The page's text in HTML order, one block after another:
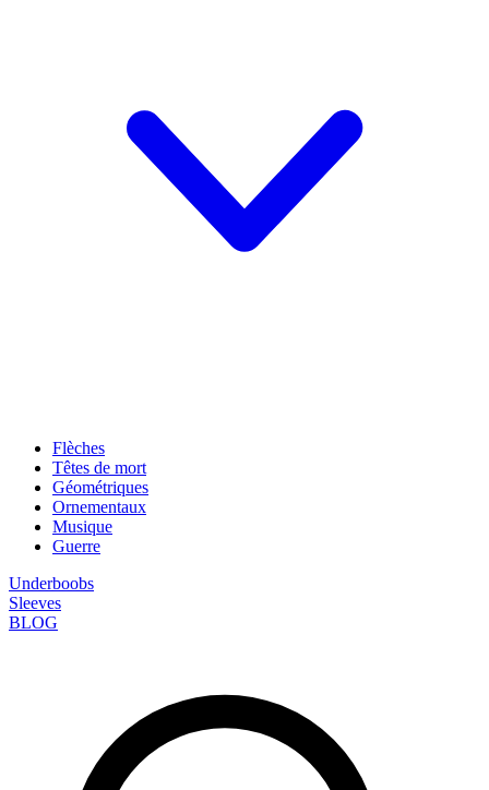
Flèches
Têtes de mort
Géométriques
Ornementaux
Musique
Guerre
Underboobs
Sleeves
BLOG